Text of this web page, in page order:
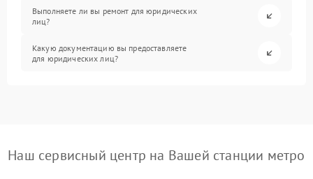
Выполняете ли вы ремонт для юридических
лиц?
Какую документацию вы предоставляете
для юридических лиц?
Наш сервисный центр на Вашей станции метро